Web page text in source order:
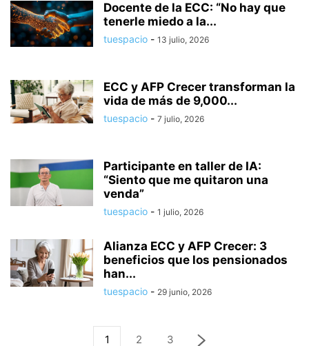
Docente de la ECC: “No hay que
tenerle miedo a la...
tuespacio - 13 julio, 2026
ECC y AFP Crecer transforman la
vida de más de 9,000...
tuespacio - 7 julio, 2026
Participante en taller de IA:
“Siento que me quitaron una
venda”
tuespacio - 1 julio, 2026
Alianza ECC y AFP Crecer: 3
beneficios que los pensionados
han...
tuespacio - 29 junio, 2026
1 2 3